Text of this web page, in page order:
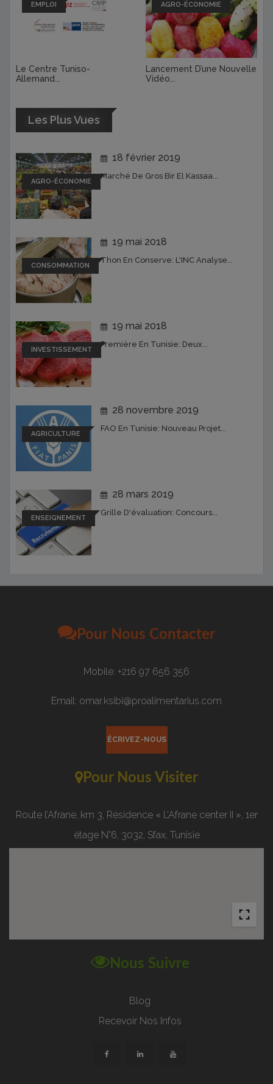
EMPLOI
Le Centre Tuniso-
Allemand...
AGRO-ÉCONOMIE
Lancement D’une Nouvelle
Vidéo...
Les Plus Vues
AGRO-ÉCONOMIE
18 février 2019
Marché De Gros Bir El Kassaa...
CONSOMMATION
19 mai 2018
Thon En Conserve: L'INC Analyse...
INVESTISSEMENT
19 mai 2018
Première En Tunisie: Deux...
AGRICULTURE
28 novembre 2019
FAO En Tunisie: Nouveau Projet...
ENSEIGNEMENT
28 mars 2019
Grille D'évaluation: Concours...
Pour Nous Contacter
Mobile: +216 97 656 356
Email: omar.ksibi@proalimentarius.com
ÉCRIVEZ-NOUS
Pour Nous Visiter
Route l’Afrane, km 3, Résidence « L’Afrane center II », 1er
étage N°6, 3032, Sfax, Tunisie
Nous Suivre
Blog
Recevoir Nos Infos